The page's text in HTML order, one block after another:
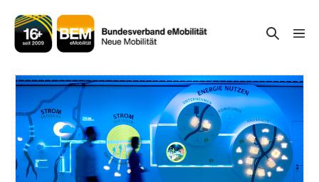
Inhalt
springen
Suche-